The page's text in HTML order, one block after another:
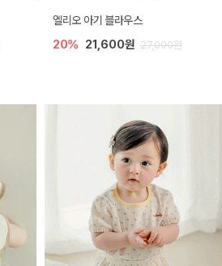
엘리오 아기 블라우스
20% 21,600원 27,000원